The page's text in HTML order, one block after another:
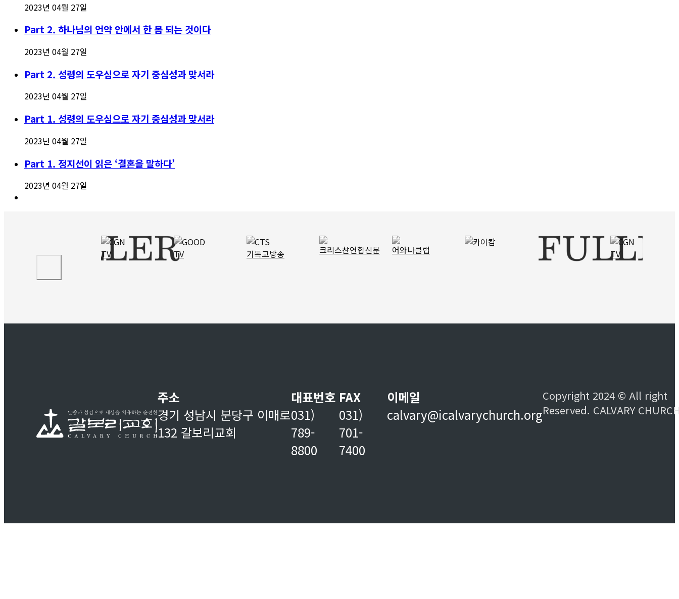
2023년 04월 27일
Part 2. 하나님의 언약 안에서 한 몸 되는 것이다
2023년 04월 27일
Part 2. 성령의 도우심으로 자기 중심성과 맞서라
2023년 04월 27일
Part 1. 성령의 도우심으로 자기 중심성과 맞서라
2023년 04월 27일
Part 1. 정지선이 읽은 ‘결혼을 말하다’
2023년 04월 27일
주소
경기 성남시 분당구 이매로
132 갈보리교회
대표번호
031)
789-
8800
FAX
031)
701-
7400
이메일
calvary@icalvarychurch.org
Copyright 2024 © All right
Reserved. CALVARY